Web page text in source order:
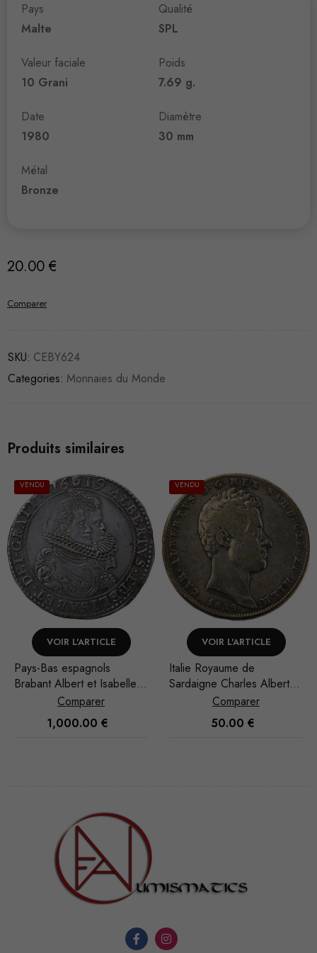
Pays
Malte
Valeur faciale
10 Grani
Date
1980
Métal
Bronze
Qualité
SPL
Poids
7.69 g.
Diamètre
30 mm
20.00 €
Comparer
SKU: CEBY624
Categories: Monnaies du Monde
Produits similaires
VENDU
VOIR L'ARTICLE
Italie Royaume de
Sardaigne Charles Albert 5
Lire 1839 Turin
50.00
VENDU
VOIR
Arabie Saoudite
Aziz b. Sa'ud Riyal
1951/AH 1370
sont